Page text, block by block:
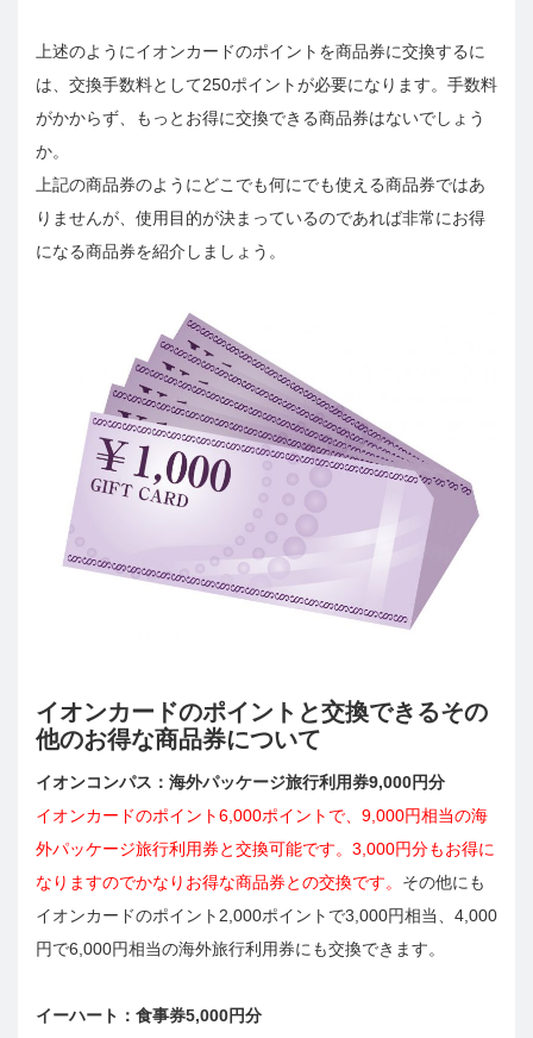
上述のようにイオンカードのポイントを商品券に交換するに
は、交換手数料として250ポイントが必要になります。手数料
がかからず、もっとお得に交換できる商品券はないでしょう
か。
上記の商品券のようにどこでも何にでも使える商品券ではあ
りませんが、使用目的が決まっているのであれば非常にお得
になる商品券を紹介しましょう。
イオンカードのポイントと交換できるその
他のお得な商品券について
イオンコンパス：海外パッケージ旅行利用券9,000円分
イオンカードのポイント6,000ポイントで、9,000円相当の海
外パッケージ旅行利用券と交換可能です。3,000円分もお得に
なりますのでかなりお得な商品券との交換です。 その他にも
イオンカードのポイント2,000ポイントで3,000円相当、4,000
円で6,000円相当の海外旅行利用券にも交換できます。
イーハート：食事券5,000円分